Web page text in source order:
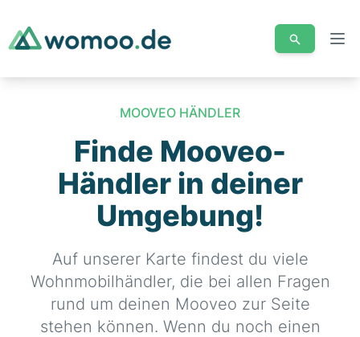
MOOVEO HÄNDLER
Finde Mooveo-
Händler in deiner
Umgebung!
Auf unserer Karte findest du viele
Wohnmobilhändler, die bei allen Fragen
rund um deinen Mooveo zur Seite
stehen können. Wenn du noch einen